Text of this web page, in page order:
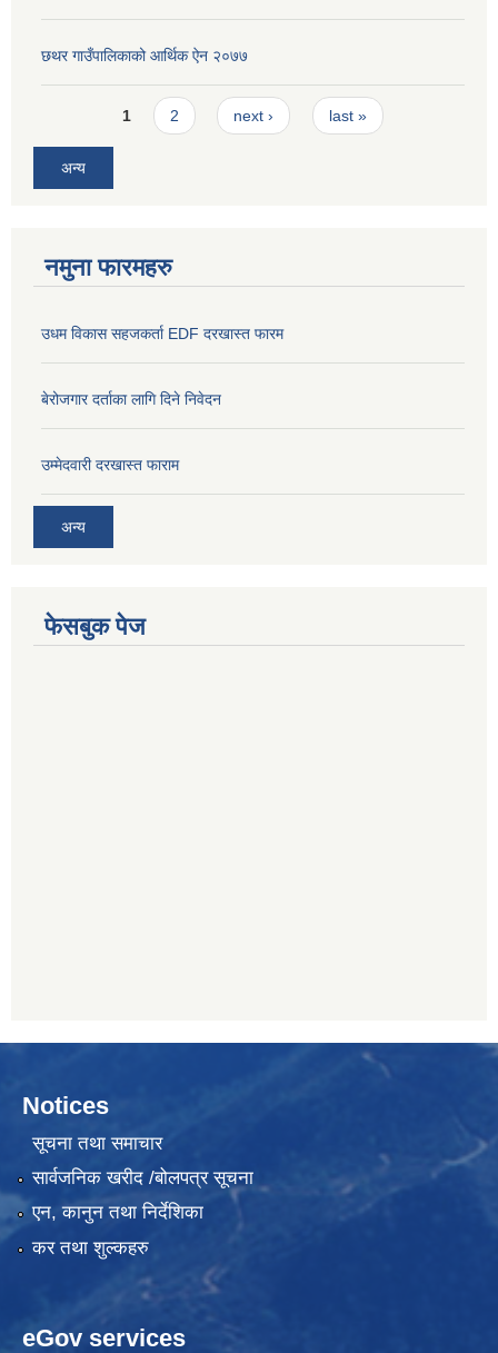
छथर गाउँपालिकाको आर्थिक ऐन २०७७
Pages1 2 next › last »
अन्य
नमुना फारमहरु
उधम विकास सहजकर्ता EDF दरखास्त फारम
बेरोजगार दर्ताका लागि दिने निवेदन
उम्मेदवारी दरखास्त फाराम
अन्य
फेसबुक पेज
Notices
सूचना तथा समाचार
सार्वजनिक खरीद /बोलपत्र सूचना
एन, कानुन तथा निर्देशिका
कर तथा शुल्कहरु
eGov services